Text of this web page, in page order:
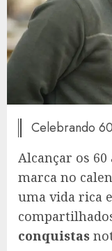
Celebrando
Alcançar os
marca no
uma vida rica
conquistas